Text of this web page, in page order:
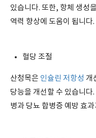
있습니다. 또한, 항체 생성
역력 향상에 도움이 됩니다.
혈당 조절
산청목은 인슐린 저항성 개
당능을 개선할 수 있습니
병과 당뇨 합병증 예방 효